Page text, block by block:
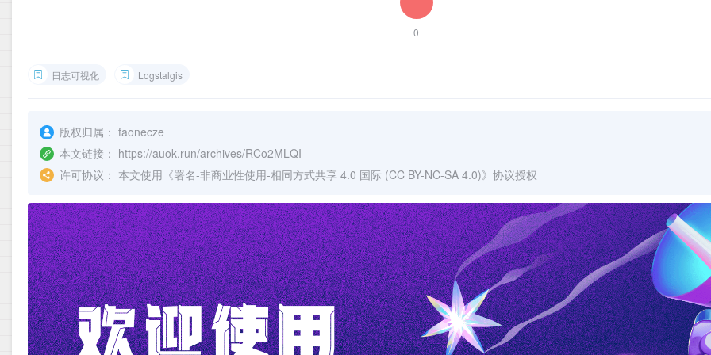
0
日志可视化 Logstalgis
版权归属： faonecze
本文链接： https://auok.run/archives/RCo2MLQI
许可协议： 本文使用《署名-非商业性使用-相同方式共享 4.0 国际 (CC BY-NC-SA 4.0)》协议授权